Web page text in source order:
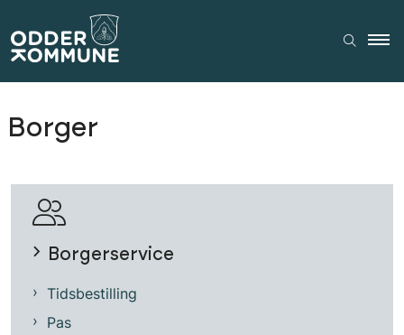
Borger
Borgerservice
Tidsbestilling
Pas